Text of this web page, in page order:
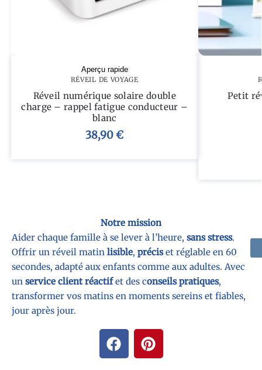
Aperçu rapide
RÉVEIL DE VOYAGE
Réveil numérique solaire double
charge – rappel fatigue conducteur –
blanc
38,90€
Petit
Notre mission
Aider chaque famille à se lever à l’heure, sans stress.
Offrir un réveil matin lisible, préciset réglable en 60
secondes, adapté aux enfants comme aux adultes. Avec
un service client réactifet des conseils pratiques,
transformer vos matins en moments sereins et fiables,
jour après jour.